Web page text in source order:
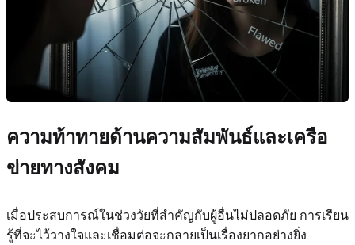
ความท้าทายด้านความสัมพันธ์และเครือ
ข่ายทางสังคม
เมื่อประสบการณ์ในช่วงวัยที่สำคัญกับผู้อื่นไม่ปลอดภัย การเรียน
รู้ที่จะไว้วางใจและเชื่อมต่อจะกลายเป็นเรื่องยากอย่างยิ่ง